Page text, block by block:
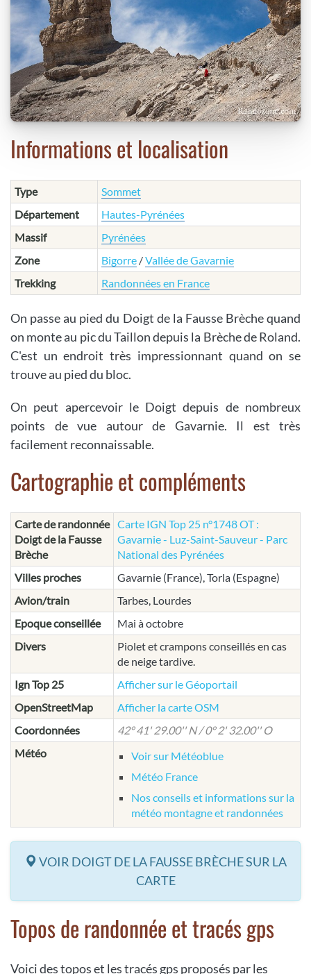
Informations et localisation
Type
Sommet
Département
Hautes-Pyrénées
Massif
Pyrénées
Zone
Bigorre /Vallée de Gavarnie
Trekking
Randonnées en France
On passe au pied du Doigt de la Fausse Brèche quand
on monte au pic du Taillon depuis la Brèche de Roland.
C'est un endroit très impressionnant quand on se
trouve au pied du bloc.
On peut apercevoir le Doigt depuis de nombreux
points de vue autour de Gavarnie. Il est très
facilement reconnaissable.
Cartographie et compléments
Carte de randonnée
Doigt de la Fausse
Brèche
Carte IGN Top 25 n°1748 OT :
Gavarnie - Luz-Saint-Sauveur - Parc
National des Pyrénées
Villes proches
Gavarnie (France), Torla (Espagne)
Avion/train
Tarbes, Lourdes
Epoque conseillée
Mai à octobre
Divers
Piolet et crampons conseillés en cas
de neige tardive.
Ign Top 25
Afficher sur le Géoportail
OpenStreetMap
Afficher la carte OSM
Coordonnées
42° 41' 29.00'' N / 0° 2' 32.00'' O
Météo
Voir sur Météoblue
Météo France
Nos conseils et informations sur la
météo montagne et randonnées
VOIR DOIGT DE LA FAUSSE BRÈCHE SUR LA
CARTE
Topos de randonnée et tracés gps
Voici des topos et les tracés gps proposés par les